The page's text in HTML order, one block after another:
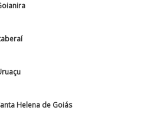
Helena de Goiás